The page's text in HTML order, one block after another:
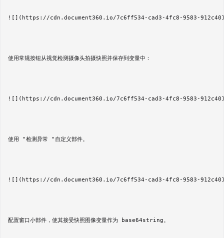
![](https://cdn.document360.io/7c6ff534-cad3-4fc8-9583-
使用常规按钮从视觉检测摄像头拍摄快照并保存到变量中：
![](https://cdn.document360.io/7c6ff534-cad3-4fc8-9583-
使用 "检测异常 "自定义部件。
![](https://cdn.document360.io/7c6ff534-cad3-4fc8-9583-
配置窗口小部件，使其接受快照图像变量作为 base64string。